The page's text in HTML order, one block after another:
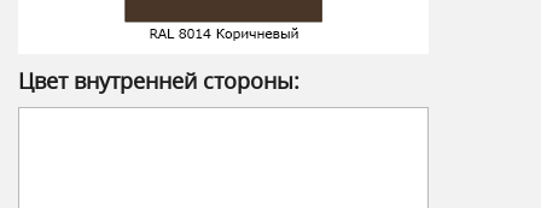
Цвет внутренней стороны: